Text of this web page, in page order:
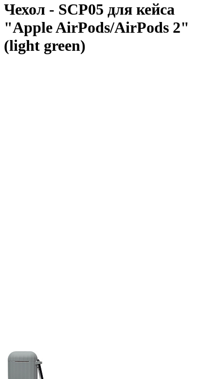
Чехол - SCP05 для кейса
"Apple AirPods/AirPods 2"
(light green)